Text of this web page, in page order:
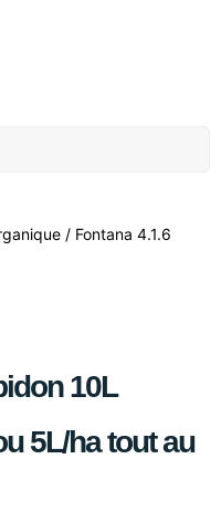
/ Fontana 4.1.6
10L
5L/ha tout au